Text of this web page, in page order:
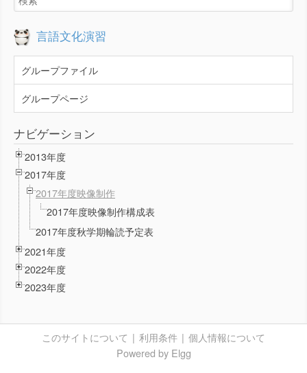
言語文化演習
グループファイル
グループページ
ナビゲーション
2013年度
2017年度
2017年度映像制作
2017年度映像制作構成表
2017年度秋学期輪読予定表
2021年度
2022年度
2023年度
このサイトについて 利用条件
個人情報について
Powered by Elgg